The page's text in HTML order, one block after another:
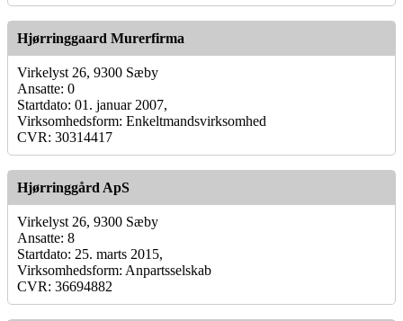
Hjørringgaard Murerfirma
Virkelyst 26, 9300 Sæby
Ansatte: 0
Startdato: 01. januar 2007,
Virksomhedsform: Enkeltmandsvirksomhed
CVR: 30314417
Hjørringgård ApS
Virkelyst 26, 9300 Sæby
Ansatte: 8
Startdato: 25. marts 2015,
Virksomhedsform: Anpartsselskab
CVR: 36694882